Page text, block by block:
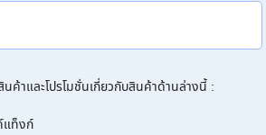
ค้าและโปรโมชั่นเกี่ยวกับสินค้าด้านล่างนี้ :
แท็งก์